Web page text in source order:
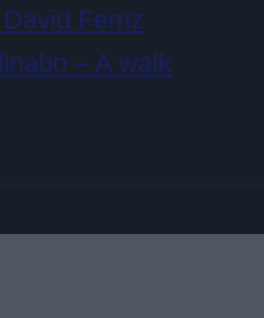
Ferriz
– A walk